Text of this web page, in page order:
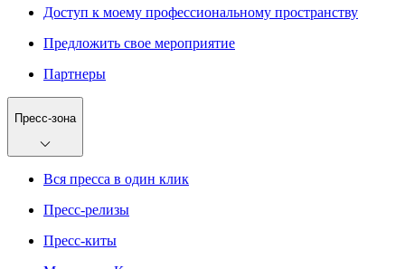
Доступ к моему профессиональному пространству
Предложить свое мероприятие
Партнеры
Пресс-зона
Вся пресса в один клик
Пресс-релизы
Пресс-киты